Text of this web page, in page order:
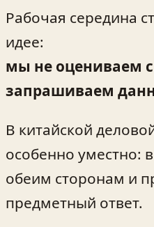
Рабочая середина
идее:
мы не оцениваем
запрашиваем
В китайской
особенно уместно:
обеим сторонам и
предметный ответ.